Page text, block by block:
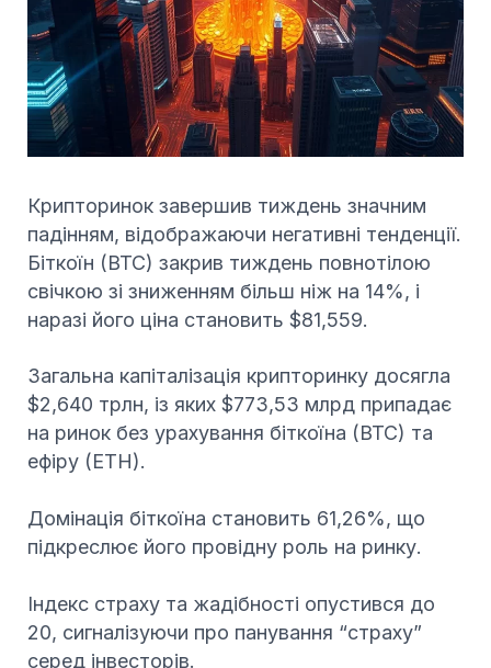
Крипторинок завершив тиждень значним
падінням, відображаючи негативні тенденції.
Біткоїн (BTC) закрив тиждень повнотілою
свічкою зі зниженням більш ніж на 14%, і
наразі його ціна становить $81,559.
Загальна капіталізація крипторинку досягла
$2,640 трлн, із яких $773,53 млрд припадає
на ринок без урахування біткоїна (BTC) та
ефіру (ETH).
Домінація біткоїна становить 61,26%, що
підкреслює його провідну роль на ринку.
Індекс страху та жадібності опустився до
20, сигналізуючи про панування “страху”
серед інвесторів.